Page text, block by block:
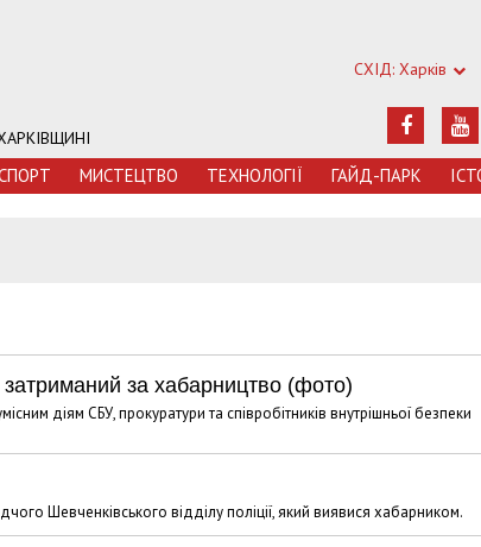
СХІД: Харків
МИСТЕЦТВО ТЕХНОЛОГIЇ ГАЙД-ПАРК
затриманий за хабарництво (фото)
діям СБУ, прокуратури та співробітників внутрішньої безпеки
Шевченківського відділу поліції, який виявися хабарником.